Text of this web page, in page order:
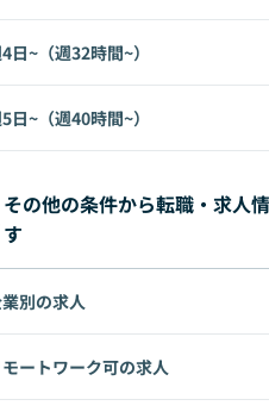
日~（週32時間~）
日~（週40時間~）
その他の条件から転職・求人
す
別の求人
モートワーク可の求人